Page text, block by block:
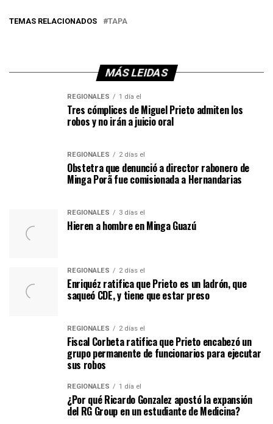
TEMAS RELACIONADOS TAPA
MÁS LEIDAS
REGIONALES 1 día el
Tres cómplices de Miguel Prieto admiten los
robos y no irán a juicio oral
REGIONALES 2 días el
Obstetra que denunció a director rabonero de
Minga Porã fue comisionada a Hernandarias
REGIONALES 3 días el
Hieren a hombre en Minga Guazú
REGIONALES 2 días el
Enriquéz ratifica que Prieto es un ladrón, que
saqueó CDE, y tiene que estar preso
REGIONALES 2 días el
Fiscal Corbeta ratifica que Prieto encabezó un
grupo permanente de funcionarios para ejecutar
sus robos
REGIONALES 1 día el
¿Por qué Ricardo Gonzalez apostó la expansión
del RG Group en un estudiante de Medicina?